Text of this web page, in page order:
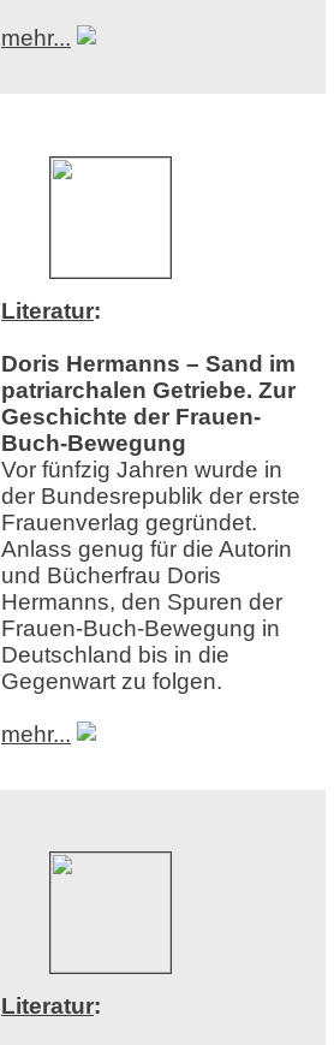
mehr...
Literatur:
Doris Hermanns – Sand im
patriarchalen Getriebe. Zur
Geschichte der Frauen-
Buch-Bewegung
Vor fünfzig Jahren wurde in
der Bundesrepublik der erste
Frauenverlag gegründet.
Anlass genug für die Autorin
und Bücherfrau Doris
Hermanns, den Spuren der
Frauen-Buch-Bewegung in
Deutschland bis in die
Gegenwart zu folgen.
mehr...
Literatur: